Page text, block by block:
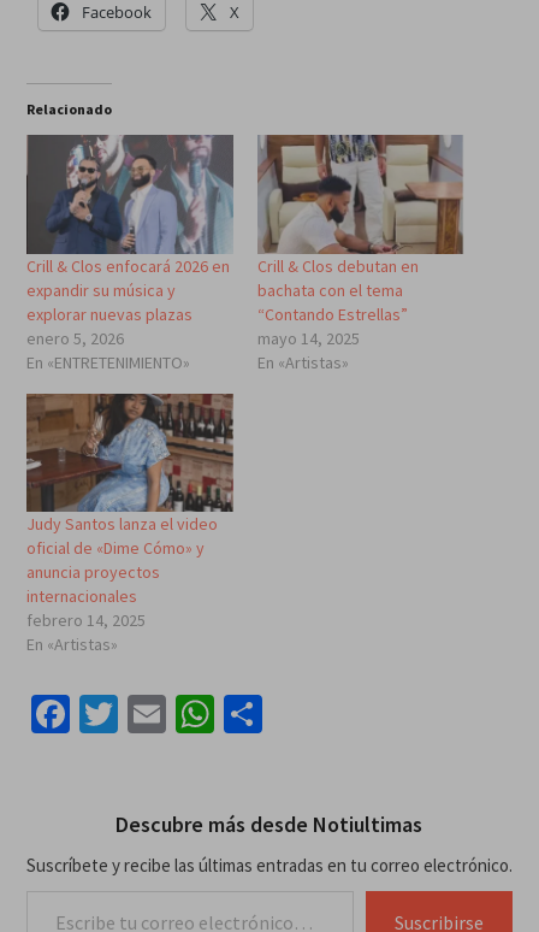
Facebook X
Relacionado
Crill & Clos enfocará 2026 en
expandir su música y
explorar nuevas plazas
enero 5, 2026
En «ENTRETENIMIENTO»
Crill & Clos debutan en
bachata con el tema
“Contando Estrellas”
mayo 14, 2025
En «Artistas»
Judy Santos lanza el video
oficial de «Dime Cómo» y
anuncia proyectos
internacionales
febrero 14, 2025
En «Artistas»
Facebook
Twitter
EmailWhatsApp
Compartir
Descubre más desde Notiultimas
Suscríbete y recibe las últimas entradas en tu correo electrónico.
Suscribirse